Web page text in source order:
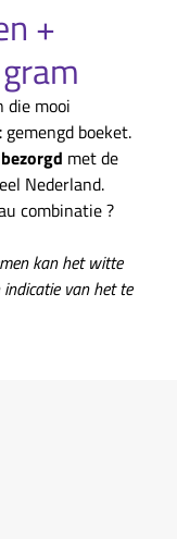
+
die mooi
gemengd boeket.
met de
Nederland.
combinatie ?
kan het witte
van het te